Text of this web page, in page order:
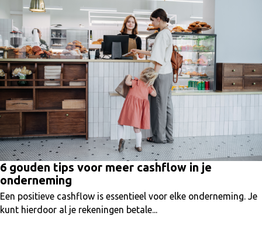
6 gouden tips voor meer cashflow in je
onderneming
Een positieve cashflow is essentieel voor elke onderneming. Je
kunt hierdoor al je rekeningen betale...